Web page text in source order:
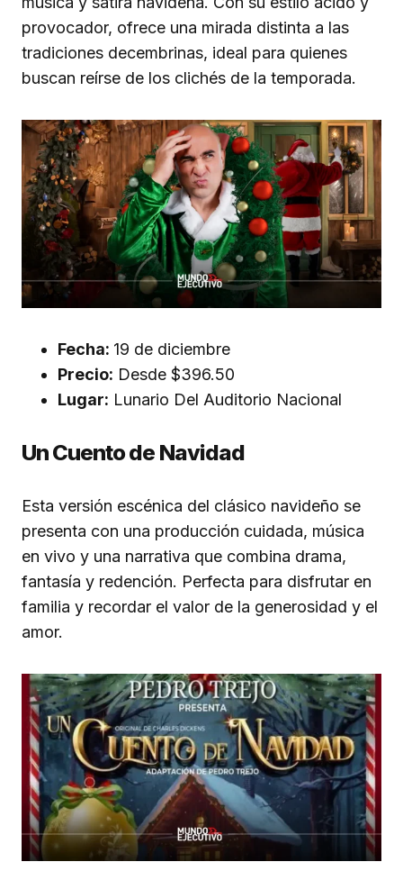
provocador, ofrece una mirada distinta a las
tradiciones decembrinas, ideal para quienes
buscan reírse de los clichés de la temporada.
Fecha: 19 de diciembre
Precio: Desde $396.50
Lugar: Lunario Del Auditorio Nacional
Un Cuento de Navidad
Esta versión escénica del clásico navideño se
presenta con una producción cuidada, música
en vivo y una narrativa que combina drama,
fantasía y redención. Perfecta para disfrutar en
familia y recordar el valor de la generosidad y el
amor.